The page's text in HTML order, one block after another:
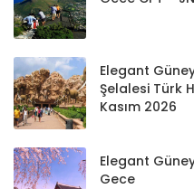
Elegant
Şelalesi Türk
Kasım 2026
Elegant
Gece